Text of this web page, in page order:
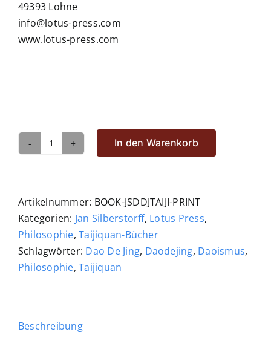
49393 Lohne
info@lotus-press.com
www.lotus-press.com
Das
Jing
im
Taijiquan
Menge
In den Warenkorb
Artikelnummer: BOOK-JSDDJTAIJI-PRINT
Kategorien: Jan Silberstorff, Lotus Press,
Philosophie,Taijiquan-Bücher
Schlagwörter: Dao De Jing, Daodejing, Daoismus,
Philosophie,Taijiquan
Beschreibung